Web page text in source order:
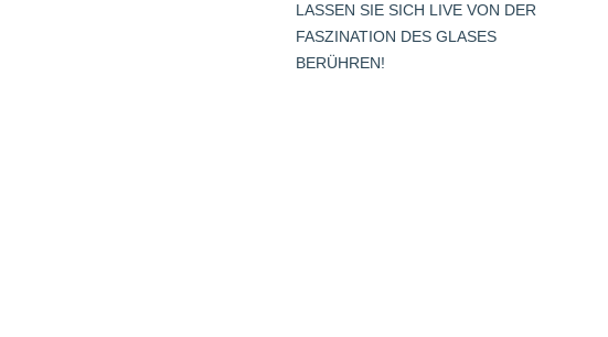
LASSEN SIE SICH LIVE VON DER
FASZINATION DES GLASES
BERÜHREN!